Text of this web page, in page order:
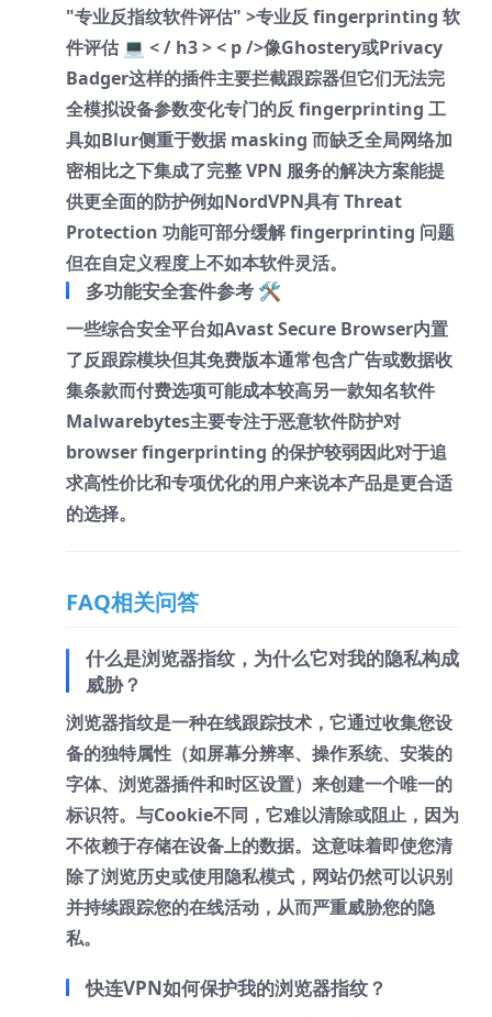
"专业反指纹软件评估" >专业反 fingerprinting 软
件评估 💻 < / h3 > < p />像Ghostery或Privacy
Badger这样的插件主要拦截跟踪器但它们无法完
全模拟设备参数变化专门的反 fingerprinting 工
具如Blur侧重于数据 masking 而缺乏全局网络加
密相比之下集成了完整 VPN 服务的解决方案能提
供更全面的防护例如NordVPN具有 Threat
Protection 功能可部分缓解 fingerprinting 问题
但在自定义程度上不如本软件灵活。
多功能安全套件参考 🛠️
一些综合安全平台如Avast Secure Browser内置
了反跟踪模块但其免费版本通常包含广告或数据收
集条款而付费选项可能成本较高另一款知名软件
Malwarebytes主要专注于恶意软件防护对
browser fingerprinting 的保护较弱因此对于追
求高性价比和专项优化的用户来说本产品是更合适
的选择。
FAQ相关问答
什么是浏览器指纹，为什么它对我的隐私构成
威胁？
浏览器指纹是一种在线跟踪技术，它通过收集您设
备的独特属性（如屏幕分辨率、操作系统、安装的
字体、浏览器插件和时区设置）来创建一个唯一的
标识符。与Cookie不同，它难以清除或阻止，因为
不依赖于存储在设备上的数据。这意味着即使您清
除了浏览历史或使用隐私模式，网站仍然可以识别
并持续跟踪您的在线活动，从而严重威胁您的隐
私。
快连VPN如何保护我的浏览器指纹？